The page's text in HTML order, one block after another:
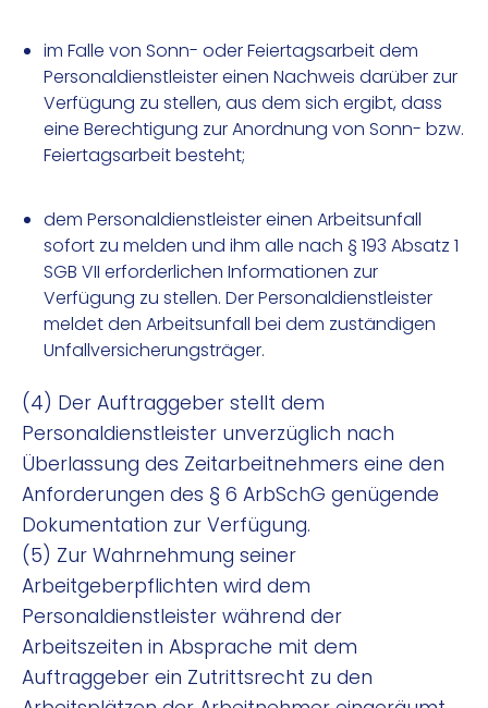
im Falle von Sonn- oder Feiertagsarbeit dem
Personaldienstleister einen Nachweis darüber zur
Verfügung zu stellen, aus dem sich ergibt, dass
eine Berechtigung zur Anordnung von Sonn- bzw.
Feiertagsarbeit besteht;
dem Personaldienstleister einen Arbeitsunfall
sofort zu melden und ihm alle nach § 193 Absatz 1
SGB VII erforderlichen Informationen zur
Verfügung zu stellen. Der Personaldienstleister
meldet den Arbeitsunfall bei dem zuständigen
Unfallversicherungsträger.
(4) Der Auftraggeber stellt dem
Personaldienstleister unverzüglich nach
Überlassung des Zeitarbeitnehmers eine den
Anforderungen des § 6 ArbSchG genügende
Dokumentation zur Verfügung.
(5) Zur Wahrnehmung seiner
Arbeitgeberpflichten wird dem
Personaldienstleister während der
Arbeitszeiten in Absprache mit dem
Auftraggeber ein Zutrittsrecht zu den